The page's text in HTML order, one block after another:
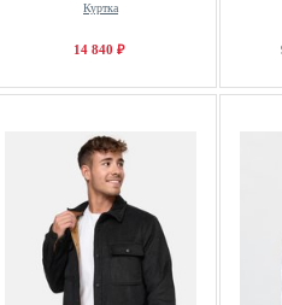
Куртка
14 840 ₽